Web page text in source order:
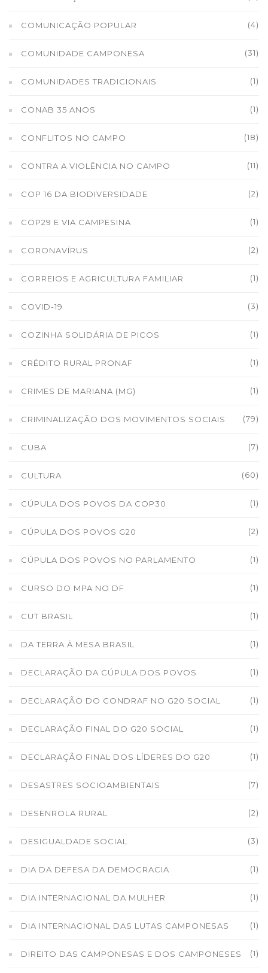
COMUNICAÇÃO POPULAR (4)
COMUNIDADE CAMPONESA (31)
COMUNIDADES TRADICIONAIS (1)
CONAB 35 ANOS (1)
CONFLITOS NO CAMPO (18)
CONTRA A VIOLÊNCIA NO CAMPO (11)
COP 16 DA BIODIVERSIDADE (2)
COP29 E VIA CAMPESINA (1)
CORONAVÍRUS (2)
CORREIOS E AGRICULTURA FAMILIAR (1)
COVID-19 (3)
COZINHA SOLIDÁRIA DE PICOS (1)
CRÉDITO RURAL PRONAF (1)
CRIMES DE MARIANA (MG) (1)
CRIMINALIZAÇÃO DOS MOVIMENTOS SOCIAIS (79)
CUBA (7)
CULTURA (60)
CÚPULA DOS POVOS DA COP30 (1)
CÚPULA DOS POVOS G20 (2)
CÚPULA DOS POVOS NO PARLAMENTO (1)
CURSO DO MPA NO DF (1)
CUT BRASIL (1)
DA TERRA À MESA BRASIL (1)
DECLARAÇÃO DA CÚPULA DOS POVOS (1)
DECLARAÇÃO DO CONDRAF NO G20 SOCIAL (1)
DECLARAÇÃO FINAL DO G20 SOCIAL (1)
DECLARAÇÃO FINAL DOS LÍDERES DO G20 (1)
DESASTRES SOCIOAMBIENTAIS (7)
DESENROLA RURAL (2)
DESIGUALDADE SOCIAL (3)
DIA DA DEFESA DA DEMOCRACIA (1)
DIA INTERNACIONAL DA MULHER (1)
DIA INTERNACIONAL DAS LUTAS CAMPONESAS (1)
DIREITO DAS CAMPONESAS E DOS CAMPONESES (1)